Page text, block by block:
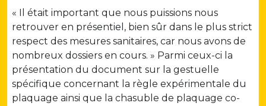
« Il était important que nous puissions nous
retrouver en présentiel, bien sûr dans le plus strict
respect des mesures sanitaires, car nous avons de
nombreux dossiers en cours. » Parmi ceux-ci la
présentation du document sur la gestuelle
spécifique concernant la règle expérimentale du
plaquage ainsi que la chasuble de plaquage co-